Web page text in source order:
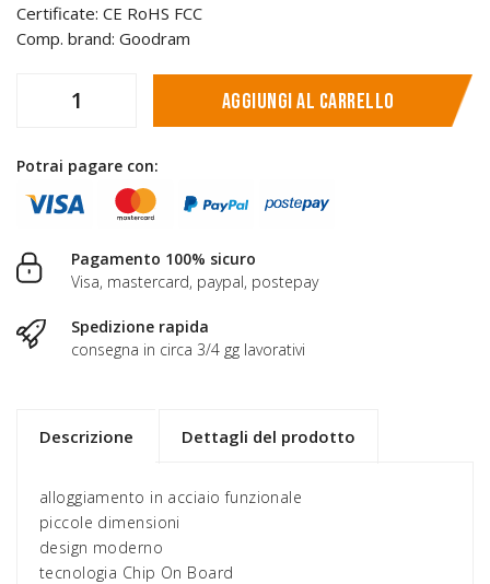
Certificate: CE RoHS FCC
Comp. brand: Goodram
Aggiungi al carrello
Potrai pagare con:
Pagamento 100% sicuro
Visa, mastercard, paypal, postepay
Spedizione rapida
consegna in circa 3/4 gg lavorativi
Descrizione Dettagli del prodotto
alloggiamento in acciaio funzionale
piccole dimensioni
design moderno
tecnologia Chip On Board